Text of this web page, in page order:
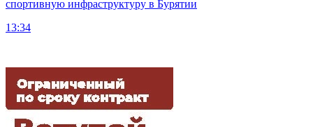
спортивную инфраструктуру в Бурятии
13:34